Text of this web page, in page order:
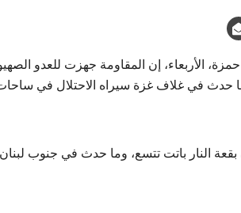
الأربعاء، إن المقاومة جهزت للعدو
حدث في غلاف غزة سيراه الاحتلال في
النار باتت تتسع، وما حدث في جنوب